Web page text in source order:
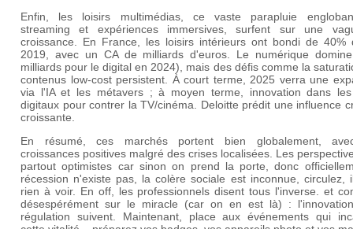
Enfin, les loisirs multimédias, ce vaste parapluie
streaming et expériences immersives, surfent sur une
croissance. En France, les loisirs intérieurs ont bondi de 40%
2019, avec un CA de milliards d'euros. Le numérique
milliards pour le digital en 2024), mais des défis comme la
contenus low-cost persistent. À court terme, 2025 verra une
via l'IA et les métavers ; à moyen terme, innovation dans
digitaux pour contrer la TV/cinéma. Deloitte prédit une influence
croissante.
En résumé, ces marchés portent bien globalement,
croissances positives malgré des crises localisées. Les
partout optimistes car sinon on prend la porte, donc
récession n'existe pas, la colère sociale est inconnue, circulez,
rien à voir. En off, les professionnels disent tous l'inverse. et
désespérément sur le miracle (car on en est là) :
régulation suivent. Maintenant, place aux événements qui